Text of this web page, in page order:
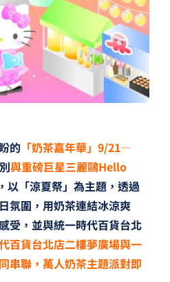
的「奶茶嘉年華」9/21—
與重磅巨星三麗鷗Hello
以「涼夏祭」為主題，透過
氛圍，用奶茶連結冰涼爽
受，並與統一時代百貨台北
百貨台北店二樓夢廣場與一
串聯，萬人奶茶主題派對即